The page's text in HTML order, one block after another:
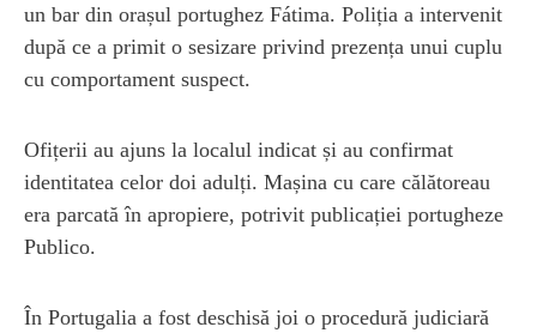
un bar din orașul portughez Fátima. Poliția a intervenit
după ce a primit o sesizare privind prezența unui cuplu
cu comportament suspect.
Ofițerii au ajuns la localul indicat și au confirmat
identitatea celor doi adulți. Mașina cu care călătoreau
era parcată în apropiere, potrivit publicației portugheze
Publico.
În Portugalia a fost deschisă joi o procedură judiciară